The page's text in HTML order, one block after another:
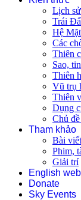
Lịch
Trái
Hệ
Các
Thiên
Sao,
Thiên
Vũ trụ
Thiên
Dụng
Chủ
Tham khảo
Bài
Phim,
Giải trí
English
Donate
Sky Events